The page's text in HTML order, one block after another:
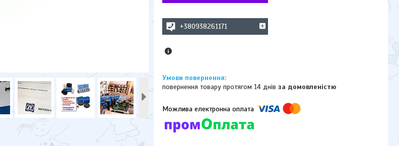
+380938261171
повернення товару протягом 14 днівза домовленістю